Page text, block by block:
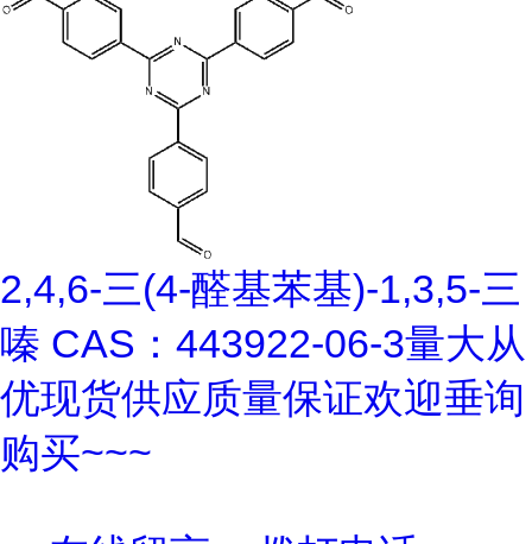
2,4,6-三(4-醛基苯基)-1,3,5-三
嗪 CAS：443922-06-3量大从
优现货供应质量保证欢迎垂询
购买~~~